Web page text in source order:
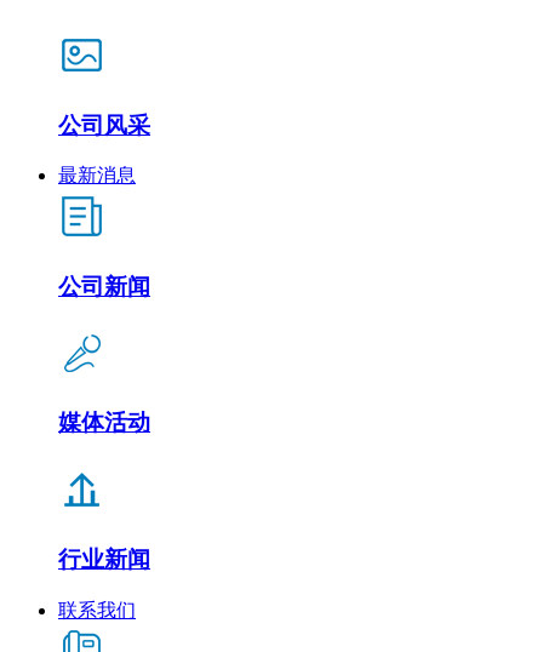
公司风采
最新消息
公司新闻
媒体活动
行业新闻
联系我们